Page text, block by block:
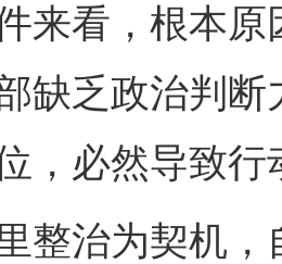
来看，根本
缺乏政治判
，必然导致行
治为契机，